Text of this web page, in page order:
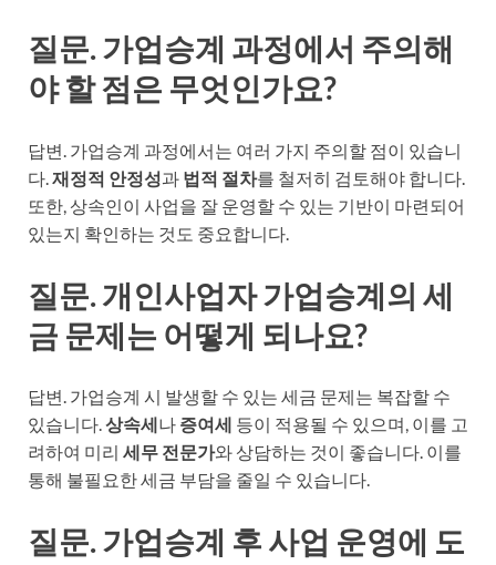
질문. 가업승계 과정에서 주의해
야 할 점은 무엇인가요?
답변. 가업승계 과정에서는 여러 가지 주의할 점이 있습니
다. 재정적 안정성과 법적 절차를 철저히 검토해야 합니다.
또한, 상속인이 사업을 잘 운영할 수 있는 기반이 마련되어
있는지 확인하는 것도 중요합니다.
질문. 개인사업자 가업승계의 세
금 문제는 어떻게 되나요?
답변. 가업승계 시 발생할 수 있는 세금 문제는 복잡할 수
있습니다.상속세나 증여세 등이 적용될 수 있으며, 이를 고
려하여 미리 세무 전문가와 상담하는 것이 좋습니다. 이를
통해 불필요한 세금 부담을 줄일 수 있습니다.
질문. 가업승계 후 사업 운영에 도